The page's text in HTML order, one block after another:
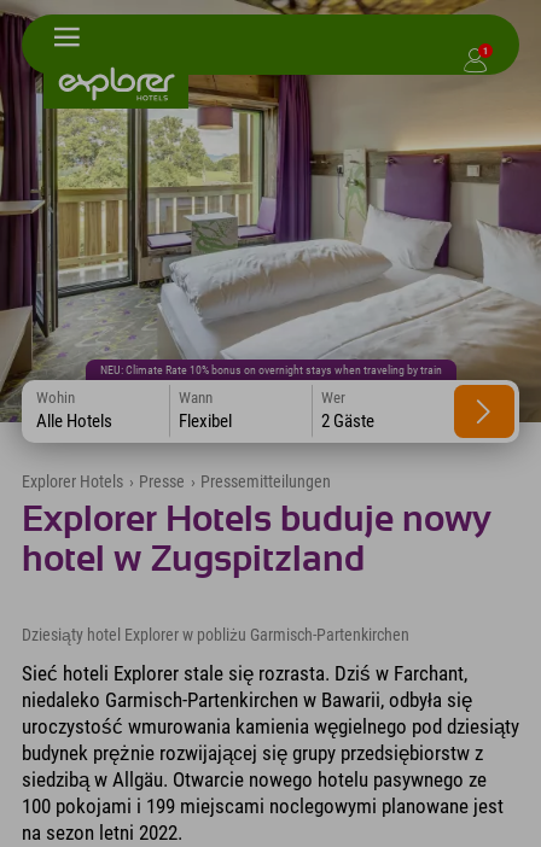
1
NEU: Climate Rate 10% bonus on overnight stays when traveling by train
Wohin
Alle Hotels
Wann
Flexibel
Wer
2 Gäste
Explorer Hotels › Presse › Pressemitteilungen
Explorer Hotels buduje nowy
hotel w Zugspitzland
Dziesiąty hotel Explorer w pobliżu Garmisch-Partenkirchen
Sieć hoteli Explorer stale się rozrasta. Dziś w Farchant,
niedaleko Garmisch-Partenkirchen w Bawarii, odbyła się
uroczystość wmurowania kamienia węgielnego pod dziesiąty
budynek prężnie rozwijającej się grupy przedsiębiorstw z
siedzibą w Allgäu. Otwarcie nowego hotelu pasywnego ze
100 pokojami i 199 miejscami noclegowymi planowane jest
na sezon letni 2022.